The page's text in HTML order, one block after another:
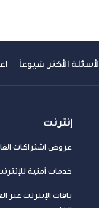
الأكثر شيوعاً
إنترنت
عروض اشتراكات
خدمات أمنية
باقات الإنترنت عبر